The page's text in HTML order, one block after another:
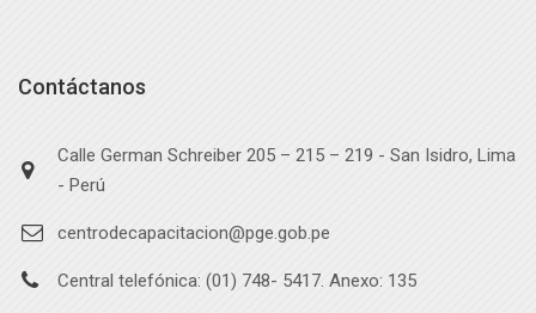
Contáctanos
Calle German Schreiber 205 – 215 – 219 - San Isidro, Lima
- Perú
centrodecapacitacion@pge.gob.pe
Central telefónica: (01) 748- 5417. Anexo: 135